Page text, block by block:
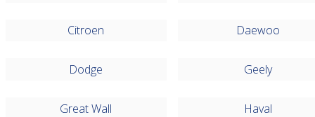
Citroen Daewoo
Dodge Geely
Great Wall Haval